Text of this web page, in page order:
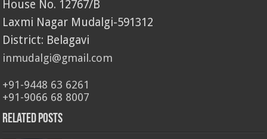
House No. 12767/B
Laxmi Nagar Mudalgi-591312
District: Belagavi
inmudalgi@gmail.com
+91-9448 63 6261
+91-9066 68 8007
Related Posts